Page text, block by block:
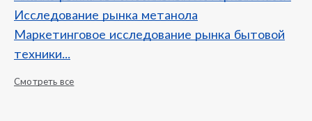
Исследование рынка метанола
Маркетинговое исследование рынка бытовой
техники...
Смотреть все